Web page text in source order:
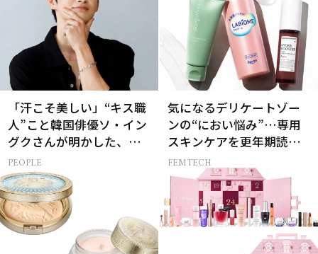
「汗こそ美しい」“キス職
人”こと韓国俳優ソ・イン
グクさんが明かした、惹
かれる人の条件とは
PEOPLE
気になるデリケートゾー
ンの“におい悩み”…専用
スキンケアを更年期読者
が本気でお試し！
FEMTECH